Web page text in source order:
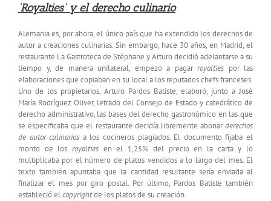
‘Royalties’ y el derecho culinario
Alemania es, por ahora, el único país que ha extendido los derechos de
autor a creaciones culinarias. Sin embargo, hace 30 años, en Madrid, el
restaurante La Gastroteca de Stéphane y Arturo decidió adelantarse a su
tiempo y, de manera unilateral, empezó a pagar royalties por las
elaboraciones que copiaban en su local a los reputados chefs franceses.
Uno de los propietarios, Arturo Pardos Batiste, elaboró, junto a José
María Rodríguez Oliver, letrado del Consejo de Estado y catedrático de
derecho administrativo, las bases del derecho gastronómico en las que
se especificaba que el restaurante decidía libremente abonarderechos
de autor culinarios a los cocineros plagiados. El documento fijaba el
monto de losroyalties en el 1,25% del precio en la carta y lo
multiplicaba por el número de platos vendidos a lo largo del mes. El
texto también apuntaba que la cantidad resultante sería enviada al
finalizar el mes por giro postal. Por último, Pardos Batiste también
estableció elcopyrightde los platos de su creación.